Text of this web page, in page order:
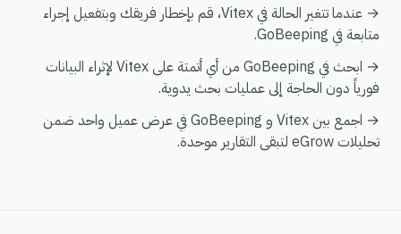
→ عندما تتغير الحالة في Vitex، قم بإخطار فريقك وبتفعيل إجراء
متابعة في GoBeeping.
→ ابحث في GoBeeping من أي أتمتة على Vitex لإثراء البيانات
فورياً دون الحاجة إلى عمليات بحث يدوية.
→ اجمع بين Vitex و GoBeeping في عرض عميل واحد ضمن
تحليلات eGrow لتبقى التقارير موحدة.